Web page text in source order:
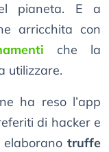
pianeta. E a
arricchita con
che la
utilizzare.
ha reso l’app
di hacker e
truffe